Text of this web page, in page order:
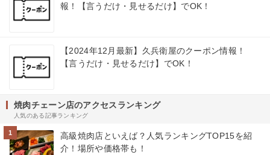
報！【言うだけ・見せるだけ】でOK！
【2024年12月最新】久兵衛屋のクーポン情報！
【言うだけ・見せるだけ】でOK！
焼肉チェーン店のアクセスランキング
人気のある記事ランキング
1
高級焼肉店といえば？人気ランキングTOP15を紹
介！場所や価格帯も！